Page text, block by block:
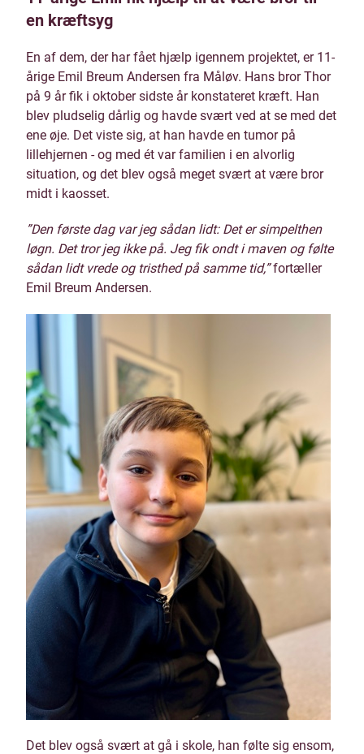
en kræftsyg
En af dem, der har fået hjælp igennem projektet, er 11-
årige Emil Breum Andersen fra Måløv. Hans bror Thor
på 9 år fik i oktober sidste år konstateret kræft. Han
blev pludselig dårlig og havde svært ved at se med det
ene øje. Det viste sig, at han havde en tumor på
lillehjernen - og med ét var familien i en alvorlig
situation, og det blev også meget svært at være bror
midt i kaosset.
”Den første dag var jeg sådan lidt: Det er simpelthen
løgn. Det tror jeg ikke på. Jeg fik ondt i maven og følte
sådan lidt vrede og tristhed på samme tid,”fortæller
Emil Breum Andersen.
Det blev også svært at gå i skole, han følte sig ensom,